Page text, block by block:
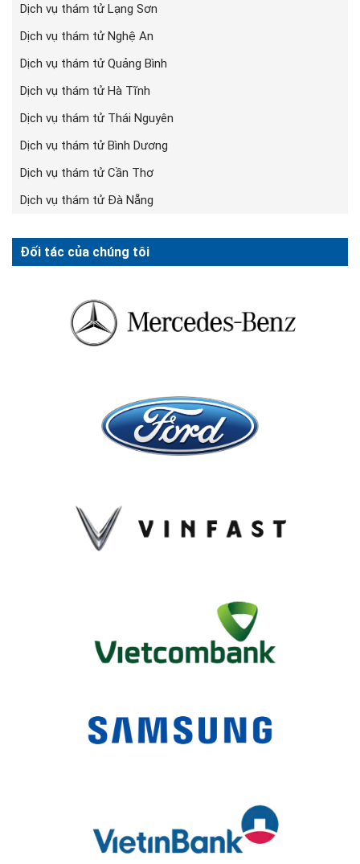
Dịch vụ thám tử Lạng Sơn
Dịch vụ thám tử Nghệ An
Dịch vụ thám tử Quảng Bình
Dịch vụ thám tử Hà Tĩnh
Dịch vụ thám tử Thái Nguyên
Dịch vụ thám tử Bình Dương
Dịch vụ thám tử Cần Thơ
Dịch vụ thám tử Đà Nẵng
Đối tác của chúng tôi